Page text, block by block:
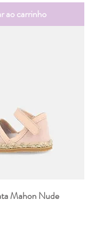
ao carrinho
Mahon Nude